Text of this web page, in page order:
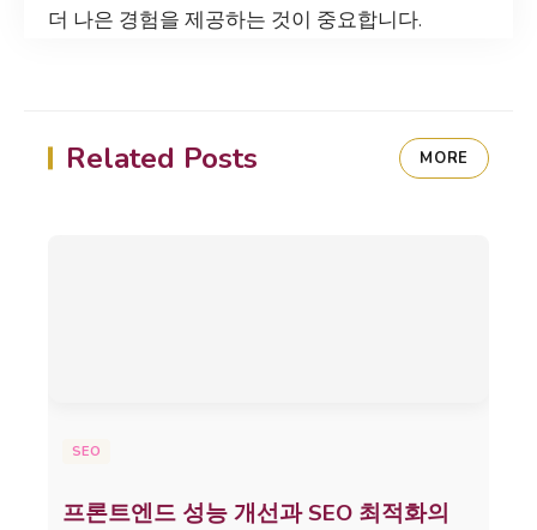
더 나은 경험을 제공하는 것이 중요합니다.
Related Posts MORE
SEO
프론트엔드 성능 개선과 SEO 최적화의